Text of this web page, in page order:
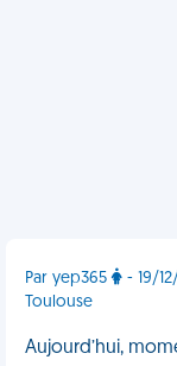
Par yep365
- 19/
Toulouse
Aujourd’hui,